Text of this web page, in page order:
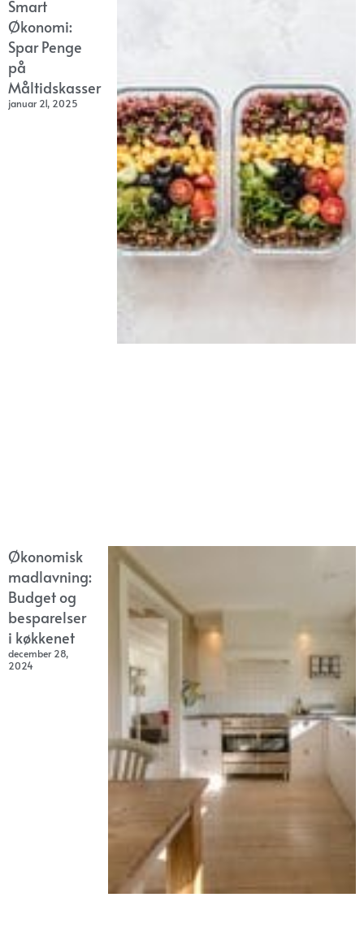
Smart
Økonomi:
Spar Penge
på
Måltidskasser
januar 21, 2025
Økonomisk
madlavning:
Budget og
besparelser
i køkkenet
december 28,
2024